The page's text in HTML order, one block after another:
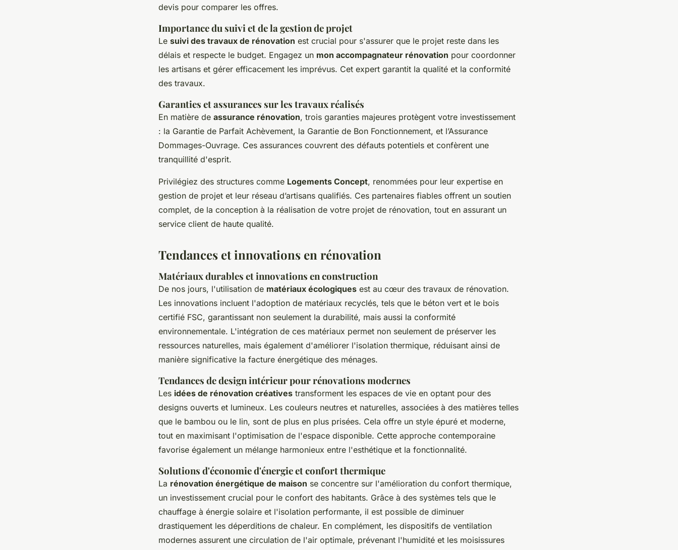
devis pour comparer les offres.
Importance du suivi et de la gestion de projet
Le suivi des travaux de rénovation est crucial pour s'assurer que le projet reste dans les
délais et respecte le budget. Engagez un mon accompagnateur rénovation pour coordonner
les artisans et gérer efficacement les imprévus. Cet expert garantit la qualité et la conformité
des travaux.
Garanties et assurances sur les travaux réalisés
En matière de assurance rénovation, trois garanties majeures protègent votre investissement
: la Garantie de Parfait Achèvement, la Garantie de Bon Fonctionnement, et l’Assurance
Dommages-Ouvrage. Ces assurances couvrent des défauts potentiels et confèrent une
tranquillité d'esprit.
Privilégiez des structures comme Logements Concept, renommées pour leur expertise en
gestion de projet et leur réseau d’artisans qualifiés. Ces partenaires fiables offrent un soutien
complet, de la conception à la réalisation de votre projet de rénovation, tout en assurant un
service client de haute qualité.
Tendances et innovations en rénovation
Matériaux durables et innovations en construction
De nos jours, l'utilisation de matériaux écologiques est au cœur des travaux de rénovation.
Les innovations incluent l'adoption de matériaux recyclés, tels que le béton vert et le bois
certifié FSC, garantissant non seulement la durabilité, mais aussi la conformité
environnementale. L'intégration de ces matériaux permet non seulement de préserver les
ressources naturelles, mais également d'améliorer l'isolation thermique, réduisant ainsi de
manière significative la facture énergétique des ménages.
Tendances de design intérieur pour rénovations modernes
Les idées de rénovation créatives transforment les espaces de vie en optant pour des
designs ouverts et lumineux. Les couleurs neutres et naturelles, associées à des matières telles
que le bambou ou le lin, sont de plus en plus prisées. Cela offre un style épuré et moderne,
tout en maximisant l'optimisation de l'espace disponible. Cette approche contemporaine
favorise également un mélange harmonieux entre l'esthétique et la fonctionnalité.
Solutions d'économie d'énergie et confort thermique
La rénovation énergétique de maison se concentre sur l'amélioration du confort thermique,
un investissement crucial pour le confort des habitants. Grâce à des systèmes tels que le
chauffage à énergie solaire et l'isolation performante, il est possible de diminuer
drastiquement les déperditions de chaleur. En complément, les dispositifs de ventilation
modernes assurent une circulation de l'air optimale, prévenant l'humidité et les moisissures